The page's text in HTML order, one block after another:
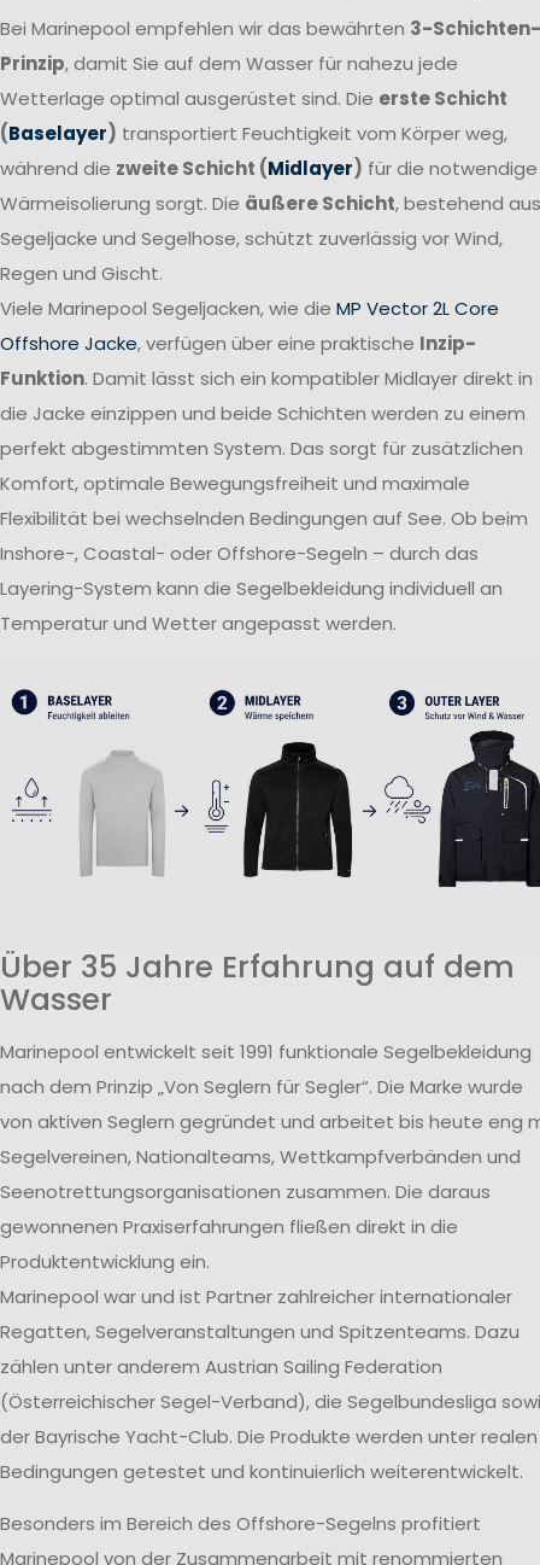
Bei Marinepool empfehlen wir das bewährten 3-Schichten-
Prinzip, damit Sie auf dem Wasser für nahezu jede
Wetterlage optimal ausgerüstet sind. Die erste Schicht
(Baselayer) transportiert Feuchtigkeit vom Körper weg,
während die zweite Schicht (Midlayer) für die notwendige
Wärmeisolierung sorgt. Die äußere Schicht, bestehend aus
Segeljacke und Segelhose, schützt zuverlässig vor Wind,
Regen und Gischt.
Viele Marinepool Segeljacken, wie die MP Vector 2L Core
Offshore Jacke, verfügen über eine praktische Inzip-
Funktion. Damit lässt sich ein kompatibler Midlayer direkt in
die Jacke einzippen und beide Schichten werden zu einem
perfekt abgestimmten System. Das sorgt für zusätzlichen
Komfort, optimale Bewegungsfreiheit und maximale
Flexibilität bei wechselnden Bedingungen auf See. Ob beim
Inshore-, Coastal- oder Offshore-Segeln – durch das
Layering-System kann die Segelbekleidung individuell an
Temperatur und Wetter angepasst werden.
Über 35 Jahre Erfahrung auf dem
Wasser
Marinepool entwickelt seit 1991 funktionale Segelbekleidung
nach dem Prinzip „Von Seglern für Segler“. Die Marke wurde
von aktiven Seglern gegründet und arbeitet bis heute eng
Segelvereinen, Nationalteams, Wettkampfverbänden und
Seenotrettungsorganisationen zusammen. Die daraus
gewonnenen Praxiserfahrungen fließen direkt in die
Produktentwicklung ein.
Marinepool war und ist Partner zahlreicher internationaler
Regatten, Segelveranstaltungen und Spitzenteams. Dazu
zählen unter anderem Austrian Sailing Federation
(Österreichischer Segel-Verband), die Segelbundesliga
der Bayrische Yacht-Club. Die Produkte werden unter realen
Bedingungen getestet und kontinuierlich weiterentwickelt.
Besonders im Bereich des Offshore-Segelns profitiert
Marinepool von der Zusammenarbeit mit renommierten